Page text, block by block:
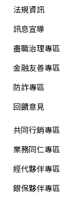
法規資訊
訊息宣導
盡職治理專區
金融友善專區
防詐專區
回饋意見
共同行銷專區
業務同仁專區
經代夥伴專區
銀保夥伴專區